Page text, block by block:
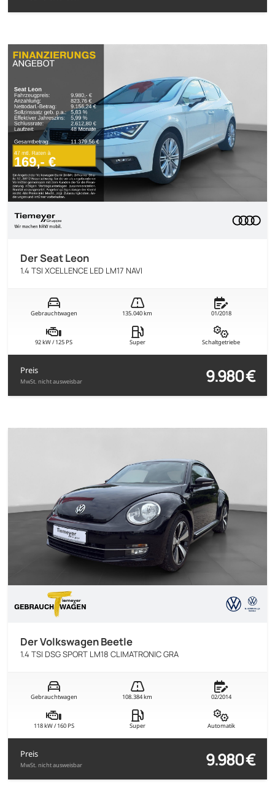
Der Seat Leon
1.4 TSI XCELLENCE LED LM17 NAVI
Gebrauchtwagen 135.040 km 01/2018
92 kW / 125 PS Super Schaltgetriebe
Preis
MwSt. nicht ausweisbar 9.980 €
Der Volkswagen Beetle
1.4 TSI DSG SPORT LM18 CLIMATRONIC GRA
Gebrauchtwagen 108.384 km 02/2014
118 kW / 160 PS Super Automatik
Preis
MwSt. nicht ausweisbar 9.980 €